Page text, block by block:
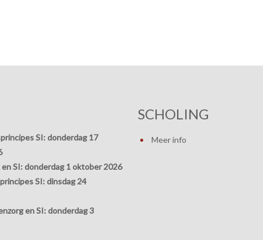
SI: donderdag 17
SI: donderdag 1 oktober 2026
SI: dinsdag 24
en SI: donderdag 3
SCHOLING
Meer info